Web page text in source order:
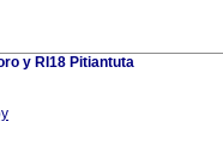
y RI18 Pitiantuta